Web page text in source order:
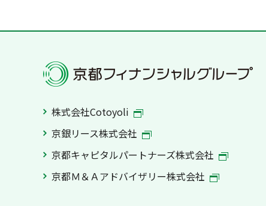
株式会社Cotoyoli
京銀リース株式会社
京都キャピタルパートナーズ株式会社
京都Ｍ＆Ａアドバイザリー株式会社